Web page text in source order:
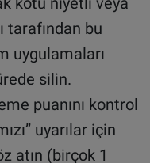
tarafından bu
uygulamaları
silin.
puanını kontrol
uyarılar için
atın (birçok 1